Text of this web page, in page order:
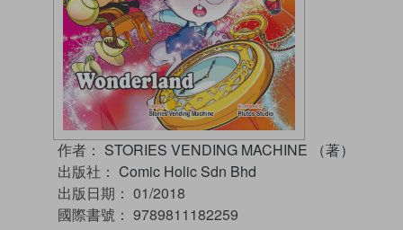
作者： STORIES VENDING MACHINE （著）
出版社： Comic Holic Sdn Bhd
出版日期： 01/2018
國際書號： 9789811182259